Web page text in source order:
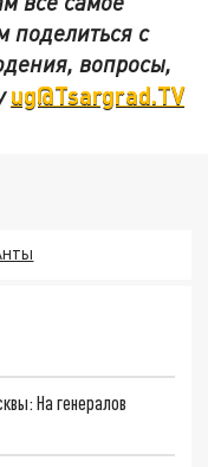
поделиться с
вопросы,
ug@Tsargrad.TV
На генералов